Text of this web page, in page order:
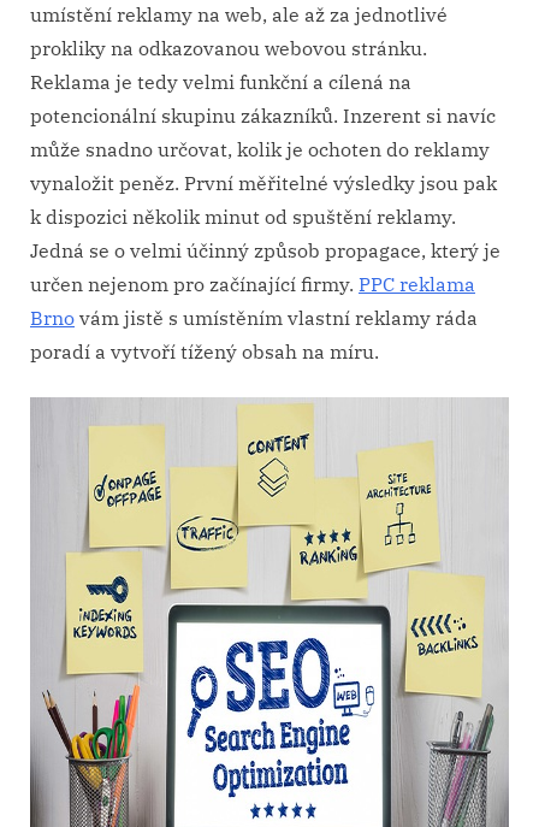
umístění reklamy na web, ale až za jednotlivé
prokliky na odkazovanou webovou stránku.
Reklama je tedy velmi funkční a cílená na
potencionální skupinu zákazníků. Inzerent si navíc
může snadno určovat, kolik je ochoten do reklamy
vynaložit peněz. První měřitelné výsledky jsou pak
k dispozici několik minut od spuštění reklamy.
Jedná se o velmi účinný způsob propagace, který je
určen nejenom pro začínající firmy. PPC reklama
Brno vám jistě s umístěním vlastní reklamy ráda
poradí a vytvoří tížený obsah na míru.